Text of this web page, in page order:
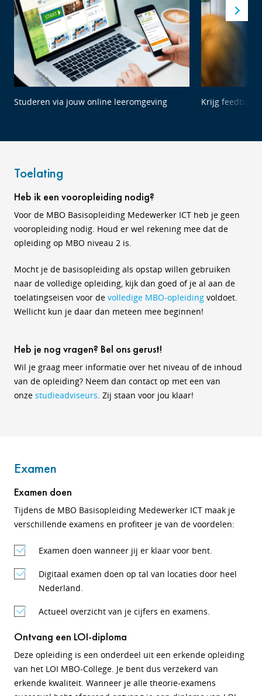
Studeren via jouw online leeromgeving Krijg feedback
Toelating
Heb ik een vooropleiding nodig?
Voor de MBO Basisopleiding Medewerker ICT heb je geen
vooropleiding nodig. Houd er wel rekening mee dat de
opleiding op MBO niveau 2 is.
Mocht je de basisopleiding als opstap willen gebruiken
naar de volledige opleiding, kijk dan goed of je al aan de
toelatingseisen voor de volledige MBO-opleiding voldoet.
Wellicht kun je daar dan meteen mee beginnen!
Heb je nog vragen? Bel ons gerust!
Wil je graag meer informatie over het niveau of de inhoud
van de opleiding? Neem dan contact op met een van
onze studieadviseurs. Zij staan voor jou klaar!
Examen
Examen doen
Tijdens de MBO Basisopleiding Medewerker ICT maak je
verschillende examens en profiteer je van de voordelen:
Examen doen wanneer jij er klaar voor bent.
Digitaal examen doen op tal van locaties door heel
Nederland.
Actueel overzicht van je cijfers en examens.
Ontvang een LOI-diploma
Deze opleiding is een onderdeel uit een erkende opleiding
van het LOI MBO-College. Je bent dus verzekerd van
erkende kwaliteit. Wanneer je alle theorie-examens